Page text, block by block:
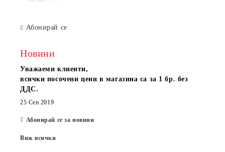
Абонирай се
Новини
Уважаеми клиенти,
всички посочени цени в магазина са за 1 бр. без
ДДС.
25 Сеп 2019
Абонирай се за новини
Виж всички